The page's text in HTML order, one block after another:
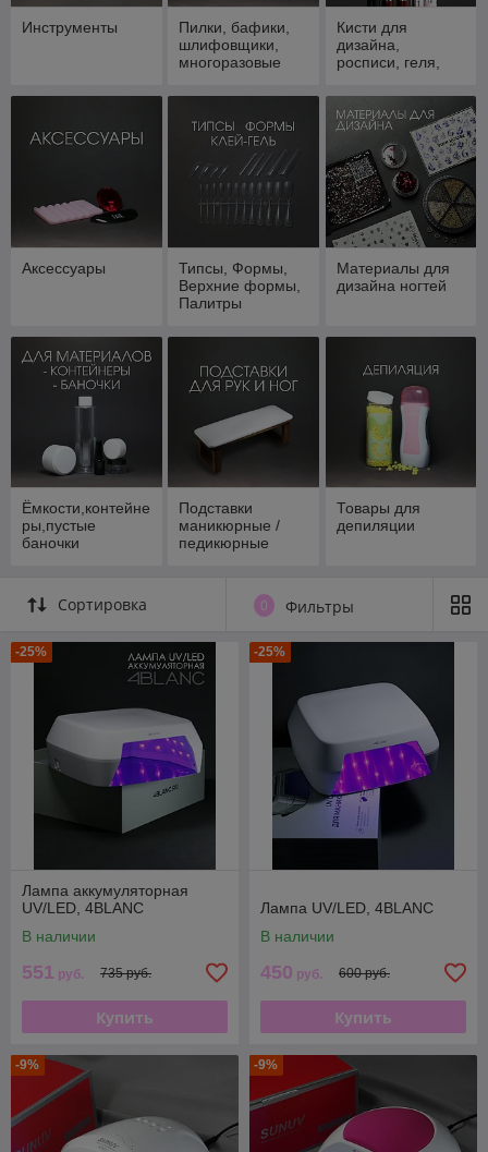
Инструменты
Пилки, бафики,
шлифовщики,
многоразовые
ногтей
Кисти для
дизайна,
росписи, геля,
Аксессуары
Типсы, Формы,
Верхние формы,
Палитры
Материалы для
дизайна ногтей
Ёмкости,контейне
ры,пустые
баночки
Подставки
маникюрные /
педикюрные
Товары для
депиляции
Сортировка 0 Фильтры
-25%
Лампа аккумуляторная
UV/LED, 4BLANC
В наличии
551 руб. 735 руб.
Купить
-25%
Лампа UV/LED, 4BLANC
В наличии
450 руб. 600 руб.
Купить
-9% -9%